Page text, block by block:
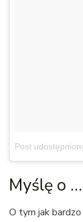
Myślę o …
O tym jak